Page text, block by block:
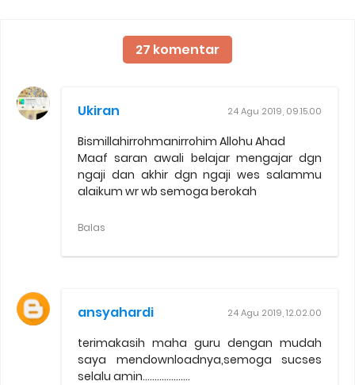
27 komentar
Ukiran 24 Agu 2019, 09.15.00
Bismillahirrohmanirrohim Allohu Ahad
Maaf saran awali belajar mengajar dgn
ngaji dan akhir dgn ngaji wes salammu
alaikum wr wb semoga berokah
Balas
ansyahardi 24 Agu 2019, 12.02.00
terimakasih maha guru dengan mudah
saya mendownloadnya,semoga sucses
selalu amin....................